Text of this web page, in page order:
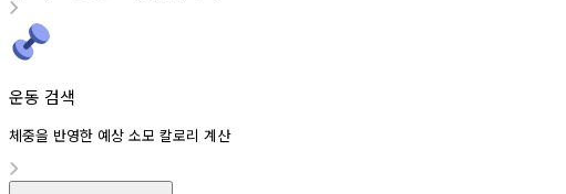
운동 검색
체중을 반영한 예상 소모 칼로리 계산